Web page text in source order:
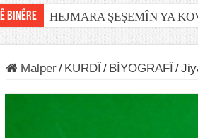
BINÊRE HEJMARA ŞEŞEMÎN YA
Malper/ KURDÎ / BİYOGRAFÎ /